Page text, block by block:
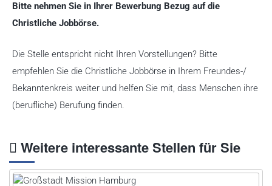
e
n
Bitte nehmen Sie in Ihrer Bewerbung Bezug auf die
Christliche Jobbörse.
Die Stelle entspricht nicht Ihren Vorstellungen? Bitte
empfehlen Sie die Christliche Jobbörse in Ihrem Freundes-/
Bekanntenkreis weiter und helfen Sie mit, dass Menschen ihre
(berufliche) Berufung finden.
Weitere interessante Stellen für Sie